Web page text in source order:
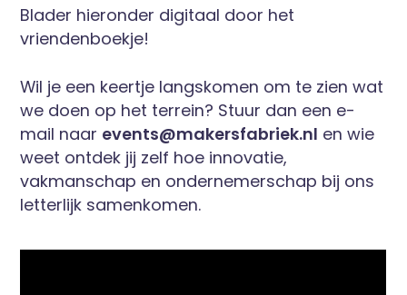
Blader hieronder digitaal door het
vriendenboekje!
Wil je een keertje langskomen om te zien wat
we doen op het terrein? Stuur dan een e-
mail naar events@makersfabriek.nl en wie
weet ontdek jij zelf hoe innovatie,
vakmanschap en ondernemerschap bij ons
letterlijk samenkomen.